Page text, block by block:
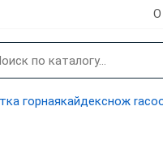
О
горнаякайдекснож